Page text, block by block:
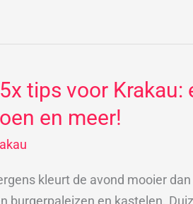
tips voor Krakau:
en meer!
kleurt de avond mooier
burgerpaleizen en kastelen.